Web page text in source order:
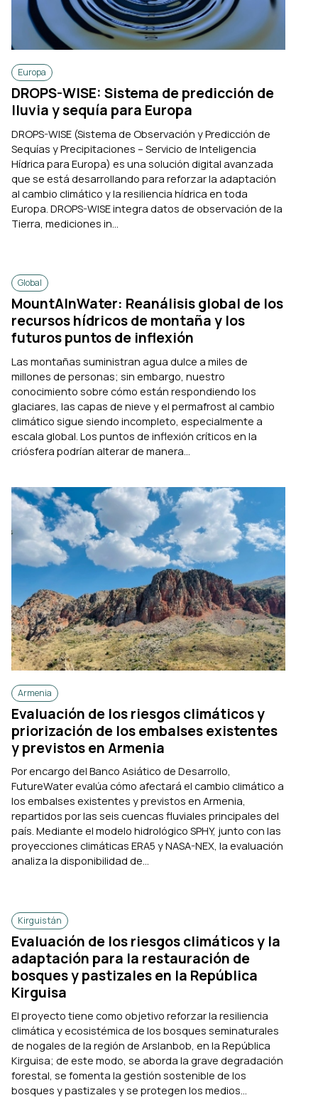
Europa
DROPS-WISE: Sistema de predicción de
lluvia y sequía para Europa
DROPS-WISE (Sistema de Observación y Predicción de
Sequías y Precipitaciones – Servicio de Inteligencia
Hídrica para Europa) es una solución digital avanzada
que se está desarrollando para reforzar la adaptación
al cambio climático y la resiliencia hídrica en toda
Europa. DROPS-WISE integra datos de observación de la
Tierra, mediciones in...
Global
MountAInWater: Reanálisis global de los
recursos hídricos de montaña y los
futuros puntos de inflexión
Las montañas suministran agua dulce a miles de
millones de personas; sin embargo, nuestro
conocimiento sobre cómo están respondiendo los
glaciares, las capas de nieve y el permafrost al cambio
climático sigue siendo incompleto, especialmente a
escala global. Los puntos de inflexión críticos en la
criósfera podrían alterar de manera...
Armenia
Evaluación de los riesgos climáticos y
priorización de los embalses existentes
y previstos en Armenia
Por encargo del Banco Asiático de Desarrollo,
FutureWater evalúa cómo afectará el cambio climático a
los embalses existentes y previstos en Armenia,
repartidos por las seis cuencas fluviales principales del
país. Mediante el modelo hidrológico SPHY, junto con las
proyecciones climáticas ERA5 y NASA-NEX, la evaluación
analiza la disponibilidad de...
Kirguistán
Evaluación de los riesgos climáticos y la
adaptación para la restauración de
bosques y pastizales en la República
Kirguisa
El proyecto tiene como objetivo reforzar la resiliencia
climática y ecosistémica de los bosques seminaturales
de nogales de la región de Arslanbob, en la República
Kirguisa; de este modo, se aborda la grave degradación
forestal, se fomenta la gestión sostenible de los
bosques y pastizales y se protegen los medios...